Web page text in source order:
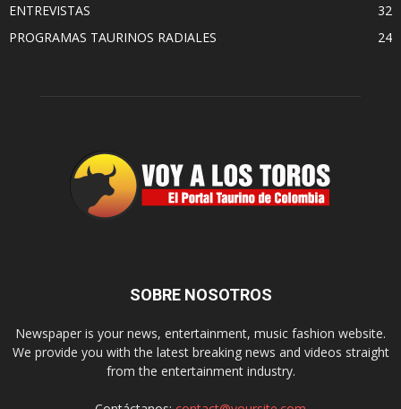
ENTREVISTAS
32
PROGRAMAS TAURINOS RADIALES
24
SOBRE NOSOTROS
Newspaper is your news, entertainment, music fashion website.
We provide you with the latest breaking news and videos straight
from the entertainment industry.